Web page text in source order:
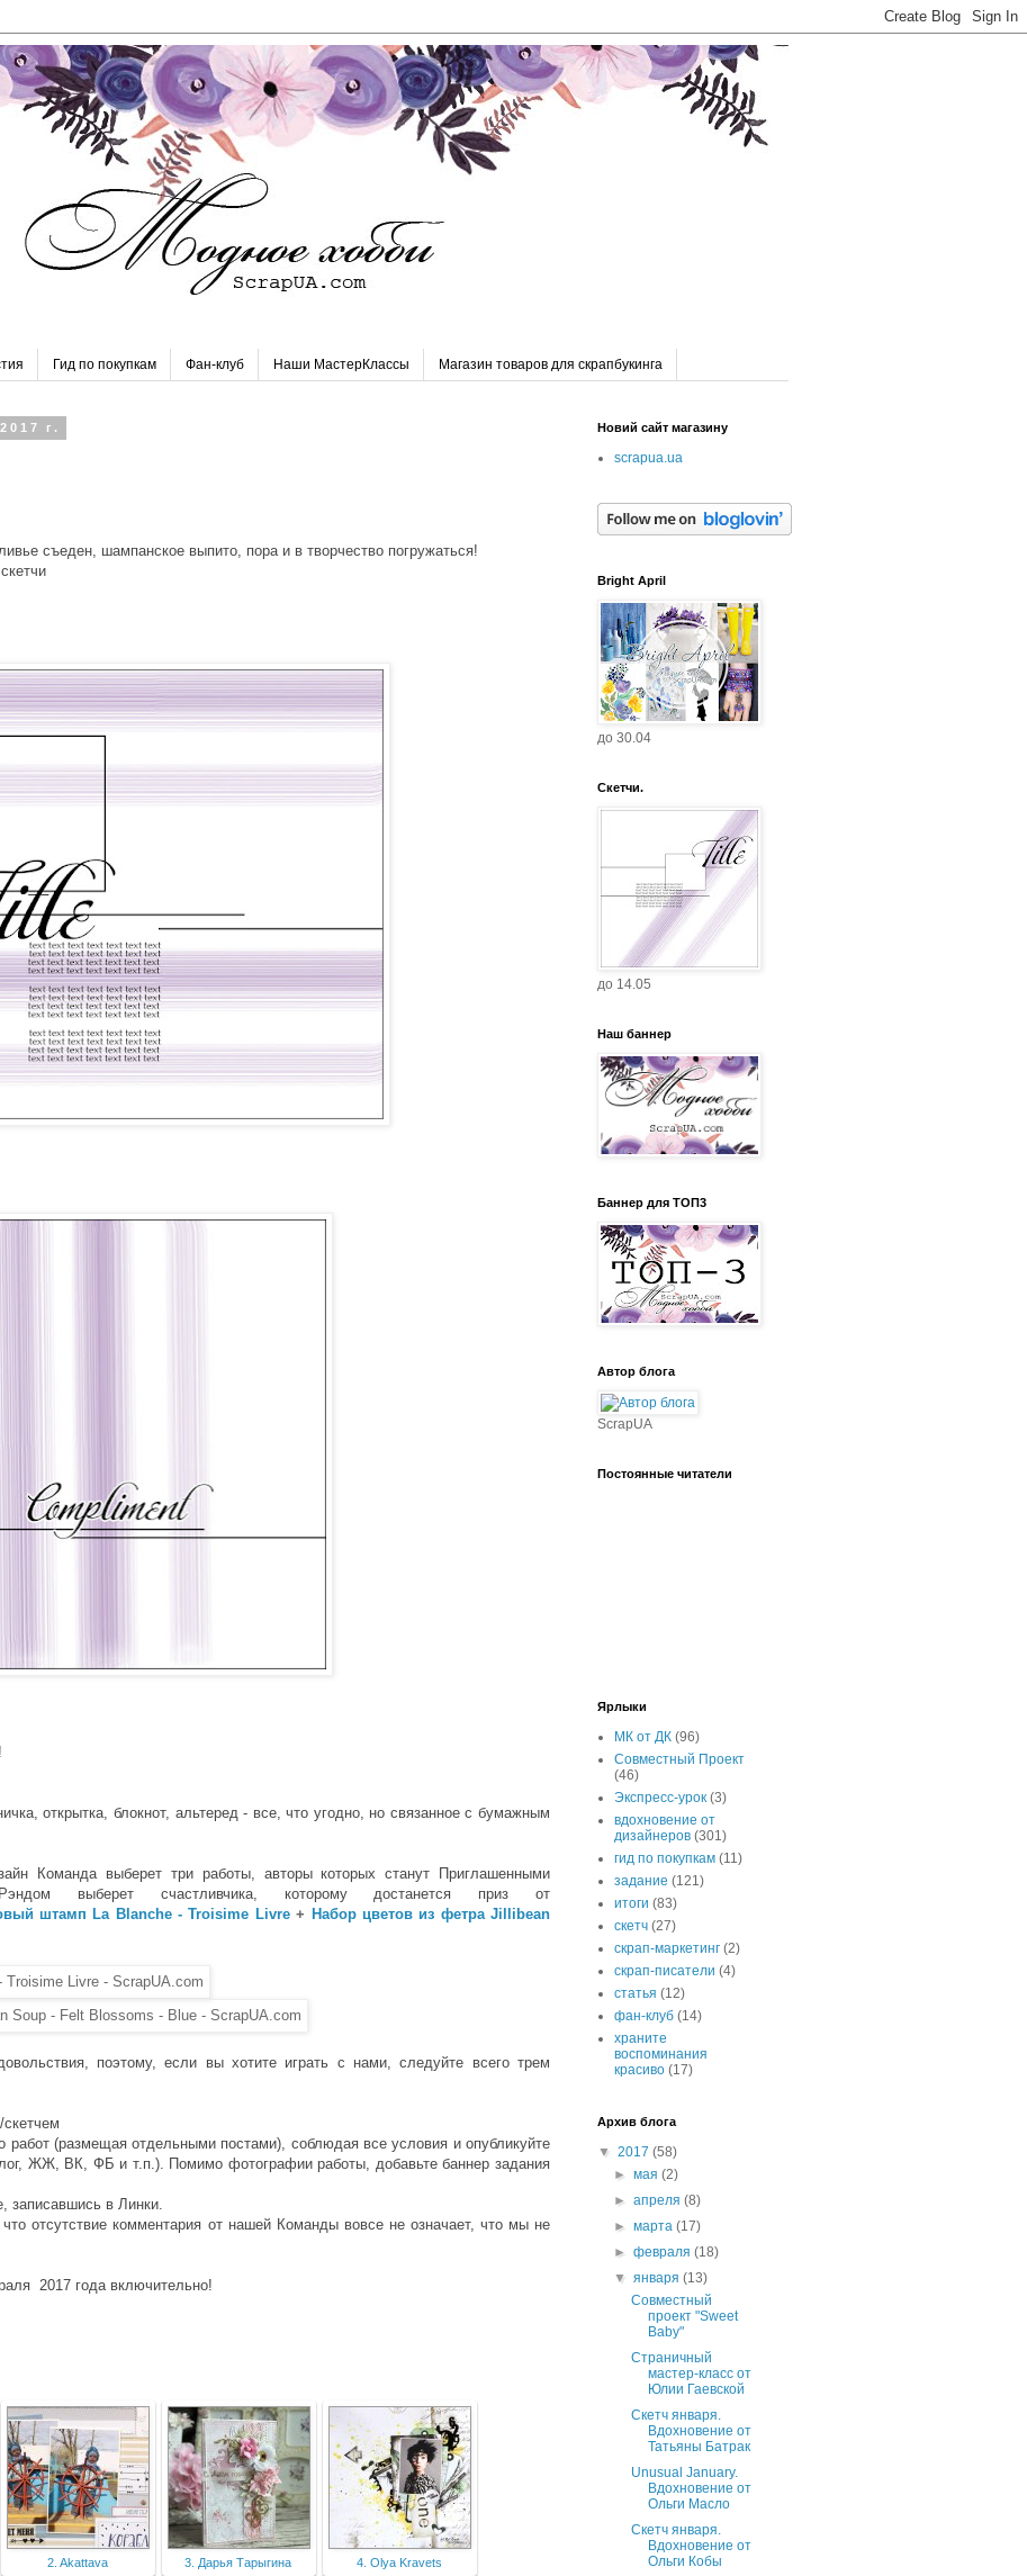
Гид по покупкам Фан-клуб Наши МастерКлассы Магазин товаров для скрапбукинга
г.
съеден, шампанское выпито, пора и в творчество погружаться!
открытка, блокнот, альтеред - все, что угодно, но связанное с бумажным
Команда выберет три работы, авторы которых станут Приглашенными
выберет счастливчика, которому достанется приз от
штамп La Blanche - Troisime Livre + Набор цветов из фетра Jillibean
поэтому, если вы хотите играть с нами, следуйте всего трем
работ (размещая отдельными постами), соблюдая все условия и опубликуйте
ЖЖ, ВК, ФБ и т.п.). Помимо фотографии работы, добавьте баннер задания
записавшись в Линки.
отсутствие комментария от нашей Команды вовсе не означает, что мы не
2017 года включительно!
2. Akattava 3. Дарья Тарыгина 4. Olya Kravets
Новий сайт магазину
scrapua.ua
Bright April
до 30.04
Скетчи.
до 14.05
Наш баннер
Баннер для ТОП3
Автор блога
ScrapUA
Постоянные читатели
Ярлыки
МК от ДК (96)
Совместный Проект
(46)
Экспресс-урок (3)
вдохновение от
дизайнеров (301)
гид по покупкам (11)
задание (121)
итоги (83)
скетч (27)
скрап-маркетинг (2)
скрап-писатели (4)
статья (12)
фан-клуб (14)
храните
воспоминания
красиво (17)
Архив блога
▼ 2017 (58)
►мая(2)
►апреля(8)
►марта(17)
►февраля(18)
▼января(13)
Совместный
проект "Sweet
Baby"
Страничный
мастер-класс от
Юлии Гаевской
Скетч января.
Вдохновение от
Татьяны Батрак
Unusual January.
Вдохновение от
Ольги Масло
Скетч января.
Вдохновение от
Ольги Кобы